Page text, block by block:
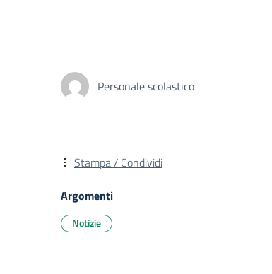
Personale scolastico
Stampa / Condividi
Argomenti
Notizie